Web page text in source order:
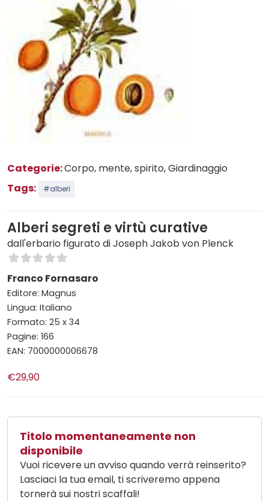
Categorie:Corpo, mente, spirito, Giardinaggio
Tags:
#alberi
Alberi segreti e virtù curative
dall'erbario figurato di Joseph Jakob von Plenck
Franco Fornasaro
Editore: Magnus
Lingua: Italiano
Formato: 25 x 34
Pagine: 166
EAN: 7000000006678
€29,90
Titolo momentaneamente non
disponibile
Vuoi ricevere un avviso quando verrà reinserito?
Lasciaci la tua email, ti scriveremo appena
tornerà sui nostri scaffali!